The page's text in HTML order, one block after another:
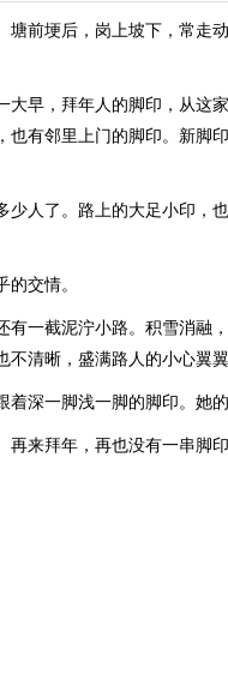
前埂后，岗上坡下，常走
早，拜年人的脚印，从这
有邻里上门的脚印。新脚
人了。路上的大足小印，
交情。
有一截泥泞小路。积雪消融
清晰，盛满路人的小心翼翼
深一脚浅一脚的脚印。她
来拜年，再也没有一串脚